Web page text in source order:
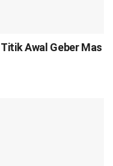
Awal Geber Mas